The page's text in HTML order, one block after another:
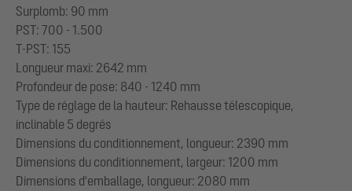
Surplomb: 90 mm
PST: 700 - 1.500
T-PST: 155
Longueur maxi: 2642 mm
Profondeur de pose: 840 - 1240 mm
Type de réglage de la hauteur: Rehausse télescopique,
inclinable 5 degrés
Dimensions du conditionnement, longueur: 2390 mm
Dimensions du conditionnement, largeur: 1200 mm
Dimensions d'emballage, longueur: 2080 mm